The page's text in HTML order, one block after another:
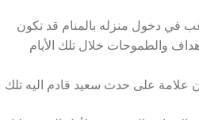
في دخول منزله بالمنام قد تكون
والطموحات خلال تلك الأيام
علامة على حدث سعيد قادم اليه تلك